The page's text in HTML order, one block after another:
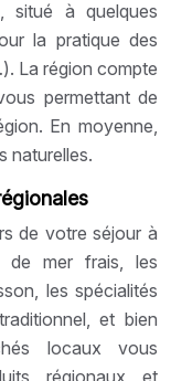
situé à quelques
la pratique des
La région compte
permettant de
En moyenne,
naturelles.
de votre séjour à
de mer frais, les
les spécialités
et bien
locaux vous
régionaux et